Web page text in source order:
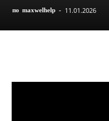
по maxwelhelp - 11.01.2026